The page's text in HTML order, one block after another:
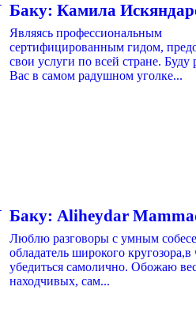
Баку: Камила
Являясь профессиональным
сертифицированным гидом,
свои услуги по всей стране. Буду
Вас в самом радушном уголке...
Баку: Aliheydar
Люблю разговоры с умным
обладатель широкого
убедиться самолично. Обожаю
находчивых, сам...